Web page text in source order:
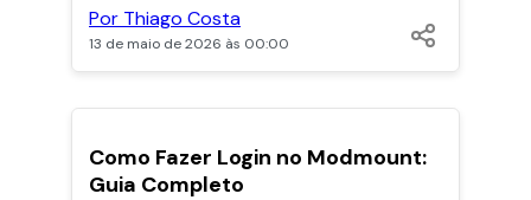
Por Thiago Costa
13 de maio de 2026 às 00:00
POPULARES
Como Fazer Login no Modmount:
Guia Completo